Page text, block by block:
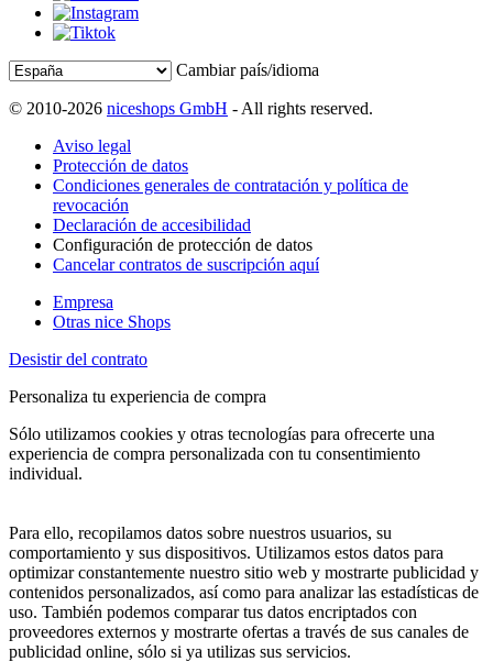
Cambiar país/idioma
© 2010-2026 niceshops GmbH - All rights reserved.
Aviso legal
Protección de datos
Condiciones generales de contratación y política de
revocación
Declaración de accesibilidad
Configuración de protección de datos
Cancelar contratos de suscripción aquí
Empresa
Otras nice Shops
Desistir del contrato
Personaliza tu experiencia de compra
Sólo utilizamos cookies y otras tecnologías para ofrecerte una
experiencia de compra personalizada con tu consentimiento
individual.
Para ello, recopilamos datos sobre nuestros usuarios, su
comportamiento y sus dispositivos. Utilizamos estos datos para
optimizar constantemente nuestro sitio web y mostrarte publicidad y
contenidos personalizados, así como para analizar las estadísticas de
uso. También podemos comparar tus datos encriptados con
proveedores externos y mostrarte ofertas a través de sus canales de
publicidad online, sólo si ya utilizas sus servicios.